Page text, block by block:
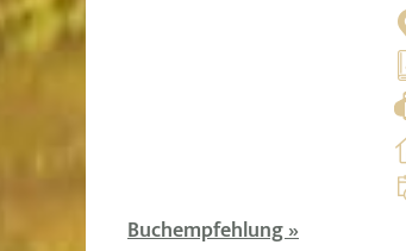
Buchempfehlung »